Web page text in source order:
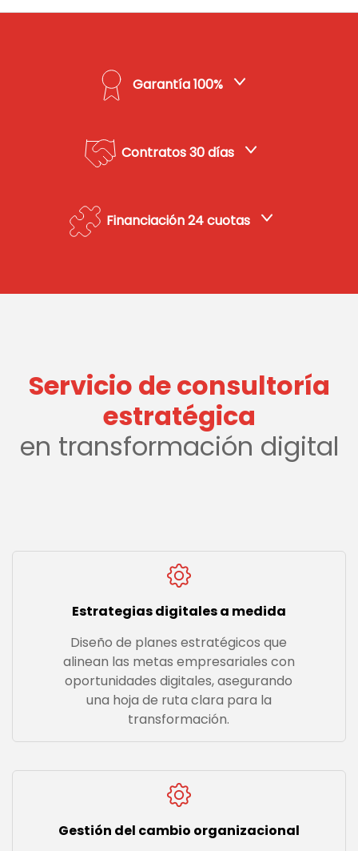
Garantía 100%
Contratos 30 días
Financiación 24 cuotas
Servicio de consultoría
estratégica
en transformación digital
Estrategias digitales a medida
Diseño de planes estratégicos que
alinean las metas empresariales con
oportunidades digitales, asegurando
una hoja de ruta clara para la
transformación.
Gestión del cambio organizacional